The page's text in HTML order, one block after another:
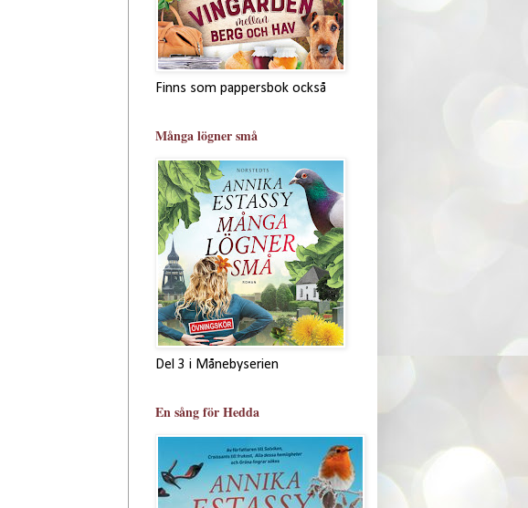
Finns som pappersbok också
Många lögner små
Del 3 i Månebyserien
En sång för Hedda